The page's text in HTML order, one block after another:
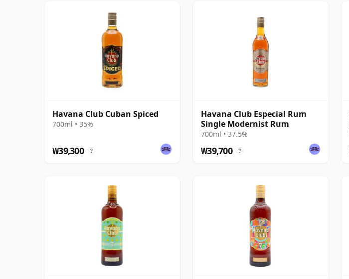
Havana Club Cuban Spiced
700ml • 35%
₩39,300 ?
Havana Club Especial Rum
Single Modernist Rum
700ml • 37.5%
₩39,700 ?